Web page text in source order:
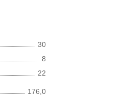
30
8
22
176,0